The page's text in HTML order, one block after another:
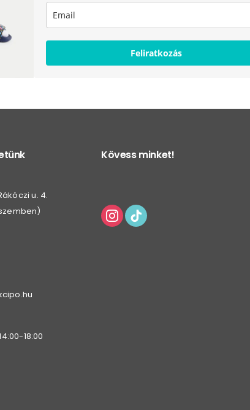
Feliratkozás
u. 4.
18:00
Kövess minket!